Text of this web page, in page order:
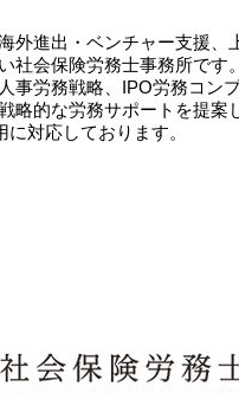
外進出・ベンチャー支援、
社会保険労務士事務所です
事労務戦略、IPO労務コン
略的な労務サポートを提案
対応しております。